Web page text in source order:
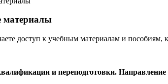
материалы
доступ к учебным материалам и пособиям,
и переподготовки.